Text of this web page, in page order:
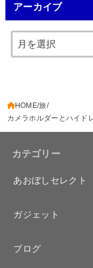
アーカイブ
HOME 旅
カメラホルダーとハイド
カテゴリー
あおぼしセレクト
ガジェット
ブログ